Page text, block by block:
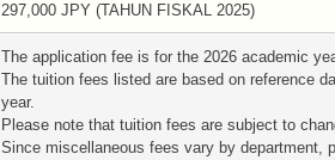
297,000 JPY (TAHUN FISKAL 2025)
The application fee is for the 2026 academic
The tuition fees listed are based on reference
year.
Please note that tuition fees are subject to
Since miscellaneous fees vary by department,